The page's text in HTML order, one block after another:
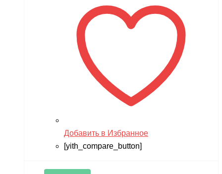
Добавить в Избранное
[yith_compare_button]